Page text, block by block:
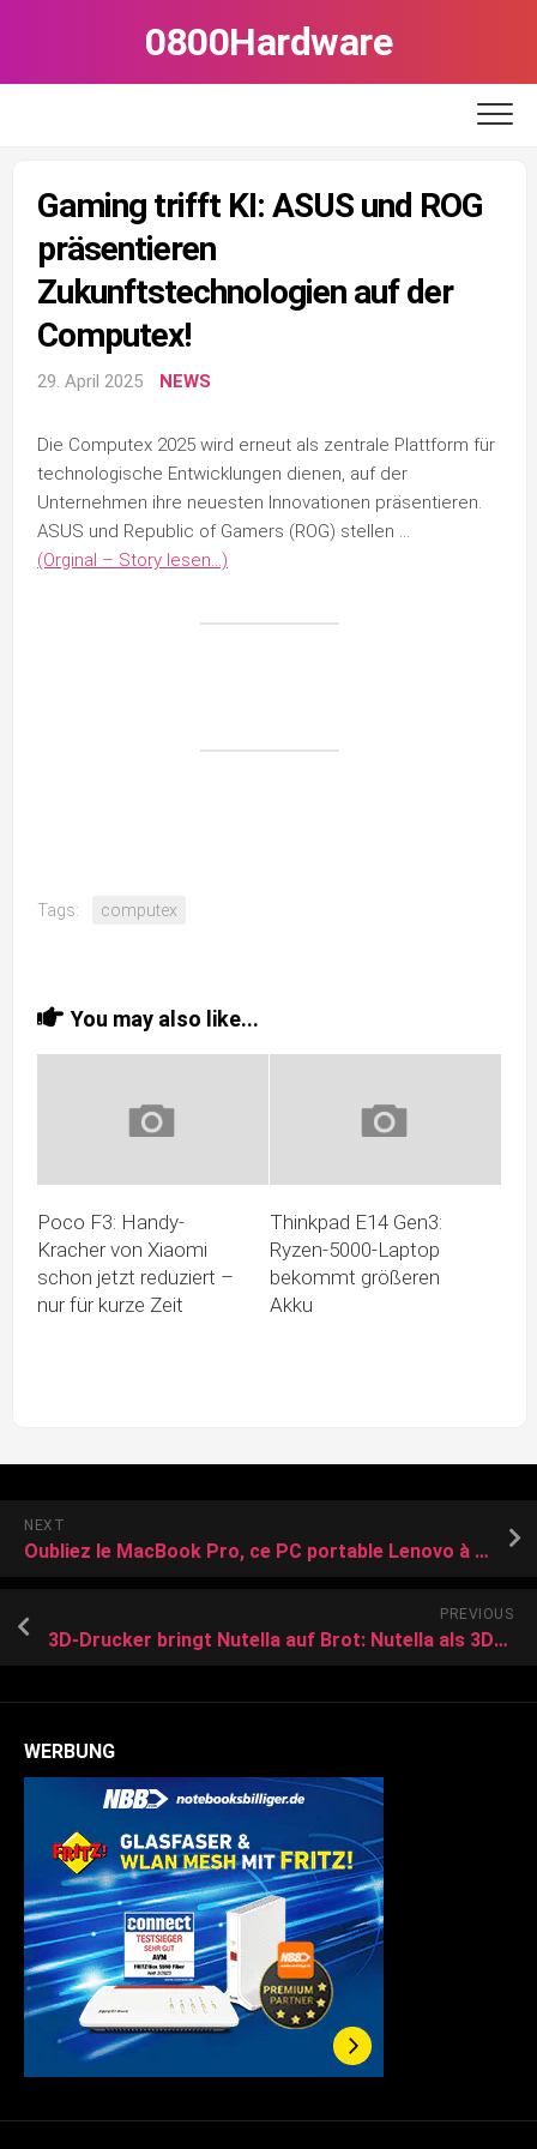
0800Hardware
Gaming trifft KI: ASUS und ROG
präsentieren
Zukunftstechnologien auf der
Computex!
29. April 2025 NEWS
Die Computex 2025 wird erneut als zentrale Plattform für
technologische Entwicklungen dienen, auf der
Unternehmen ihre neuesten Innovationen präsentieren.
ASUS und Republic of Gamers (ROG) stellen …
(Orginal – Story lesen…)
Tags: computex
You may also like...
Poco F3: Handy-
Kracher von Xiaomi
schon jetzt reduziert –
nur für kurze Zeit
Thinkpad E14 Gen3:
Ryzen-5000-Laptop
bekommt größeren
Akku
NEXT
Oubliez le MacBook Pro, ce PC portable Lenovo à prix réduit fait l’unanimité sur le net
PREVIOUS
3D-Drucker bringt Nutella auf Brot: Nutella als 3D-Druckmaterial?
WERBUNG